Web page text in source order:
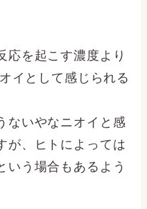
応を起こす濃度より
イとして感じられる
ないやなニオイと感
が、ヒトによっては
いう場合もあるよう